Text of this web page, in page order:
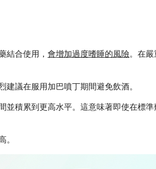
結合使用， 會增加過度嗜睡的風險。在
議在服用加巴噴丁期間避免飲酒。
積累到更高水平。這意味著即使在標
。